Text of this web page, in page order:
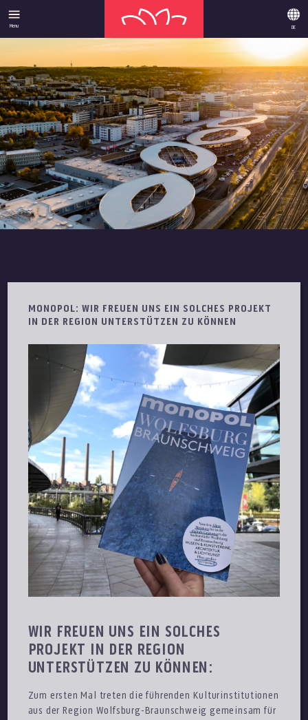
Menu DE
MONOPOL: WIR FREUEN UNS EIN SOLCHES PROJEKT
IN DER REGION UNTERSTÜTZEN ZU KÖNNEN
WIR FREUEN UNS EIN SOLCHES
PROJEKT IN DER REGION
UNTERSTÜTZEN ZU KÖNNEN:
Zum ersten Mal treten die führenden Kulturinstitutionen
aus der Region Wolfsburg-Braunschweig gemeinsam für